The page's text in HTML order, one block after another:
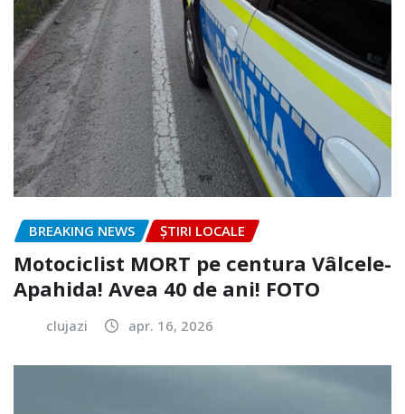
BREAKING NEWS ȘTIRI LOCALE
Motociclist MORT pe centura Vâlcele-
Apahida! Avea 40 de ani! FOTO
clujazi apr. 16, 2026